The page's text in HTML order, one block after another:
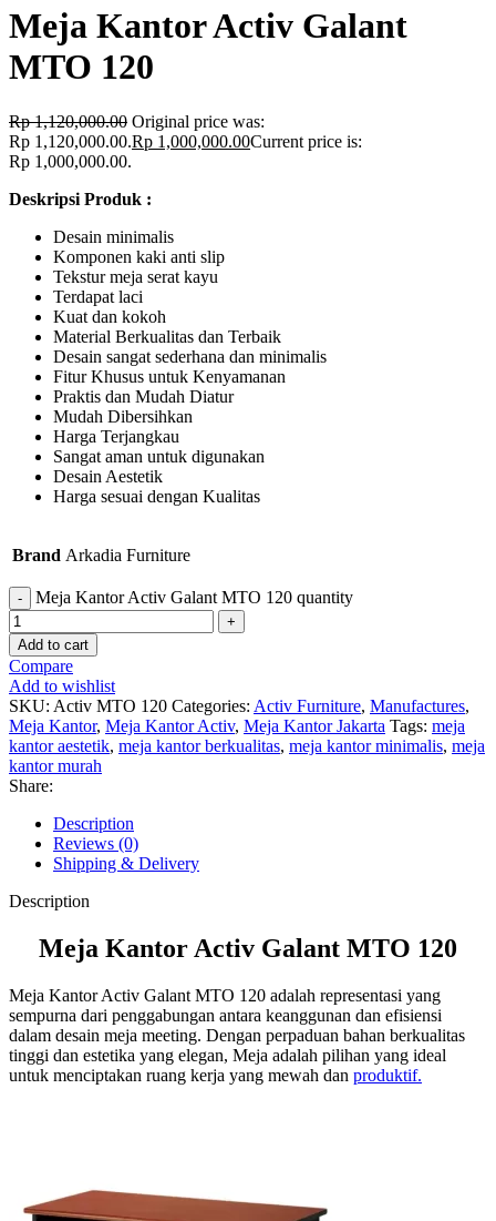
Meja Kantor Activ Galant
MTO 120
Rp1,120,000.00 Original price was:
Rp 1,120,000.00.Rp 1,000,000.00Current price is:
Rp 1,000,000.00.
Deskripsi Produk :
Desain minimalis
Komponen kaki anti slip
Tekstur meja serat kayu
Terdapat laci
Kuat dan kokoh
Material Berkualitas dan Terbaik
Desain sangat sederhana dan minimalis
Fitur Khusus untuk Kenyamanan
Praktis dan Mudah Diatur
Mudah Dibersihkan
Harga Terjangkau
Sangat aman untuk digunakan
Desain Aestetik
Harga sesuai dengan Kualitas
Brand Arkadia Furniture
Meja Kantor Activ Galant MTO 120 quantity
Add to cart
Compare
Add to wishlist
SKU: Activ MTO 120 Categories: Activ Furniture, Manufactures,
Meja Kantor, Meja Kantor Activ, Meja Kantor Jakarta Tags: meja
kantor aestetik, meja kantor berkualitas, meja kantor minimalis, meja
kantor murah
Share:
Description
Reviews (0)
Shipping & Delivery
Description
Meja Kantor Activ Galant MTO 120
Meja Kantor Activ Galant MTO 120 adalah representasi yang
sempurna dari penggabungan antara keanggunan dan efisiensi
dalam desain meja meeting. Dengan perpaduan bahan berkualitas
tinggi dan estetika yang elegan, Meja adalah pilihan yang ideal
untuk menciptakan ruang kerja yang mewah dan produktif.